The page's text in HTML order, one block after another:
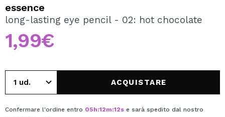
Creando un account su Maquibeauty.it potrai fare i tuoi
acquisti velocemente, controllare lo stato dei tuoi ordini e
consultare le tue operazioni precedenti.
CREARE UN ACCOUNT
essence
long-lasting eye pencil - 02: hot chocolate
1,99€
ACQUISTARE
Confermare l'ordine entro 05h:12m:11se sarà spedito dal nostro